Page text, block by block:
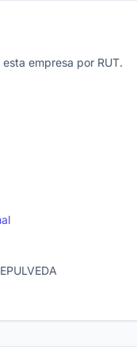
empresa por RUT.